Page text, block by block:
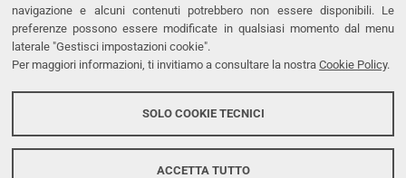
navigazione e alcuni contenuti potrebbero non essere disponibili. Le
preferenze possono essere modificate in qualsiasi momento dal menu
laterale "Gestisci impostazioni cookie".
Per maggiori informazioni, ti invitiamo a consultare la nostra Cookie Policy.
SOLO COOKIE TECNICI
ACCETTA TUTTO
LINKS
Dichiarazione di accessibilità
Protezione dati personali